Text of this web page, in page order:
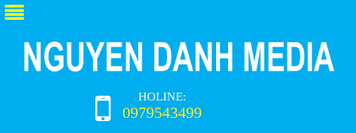
HOLINE:
0979543499